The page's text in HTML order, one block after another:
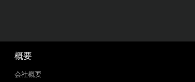
概要
会社概要